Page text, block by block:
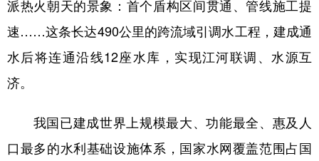
公益 一带一路 亚太网 上市公司
文化产业
地方频道
北京 天津 河北 山西
辽宁 吉林 上海 江苏
派热火朝天的景象：首个盾构区间贯通、管线施工提
速……这条长达490公里的跨流域引调水工程，建成通
水后将连通沿线12座水库，实现江河联调、水源互
济。
我国已建成世界上规模最大、功能最全、惠及人
口最多的水利基础设施体系，国家水网覆盖范围占国